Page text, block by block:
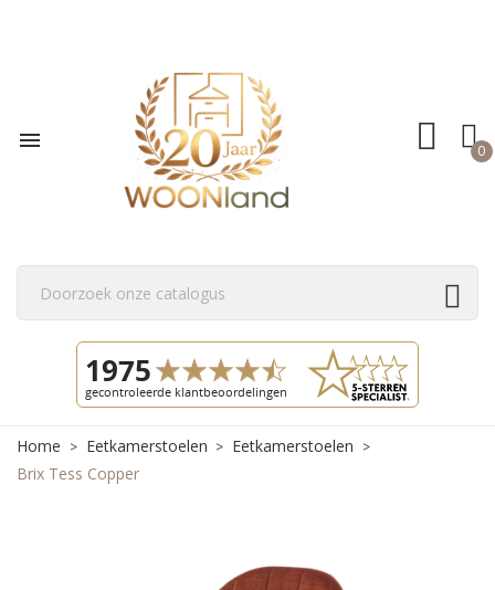
 0
Home Eetkamerstoelen
Eetkamerstoelen
Brix Tess Copper